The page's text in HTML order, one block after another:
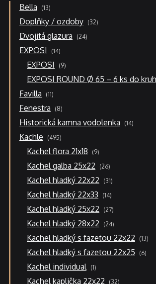
Bella 1313
produktů
Doplňky / ozdoby 3232
produktů
Dvojitá glazura 2424
produktů
EXPOSI 1414
produktů
EXPOSI 99
produktů
EXPOSI ROUND Ø 65 – 6 ks do
Favilla 1111
produktů
Fenestra 88
produktů
Historická kamna vodolenka 1414
produktů
Kachle 495495
produktů
Kachel flora 21x18 99
produktů
Kachel galba 25x22 2626
produktů
Kachel hladký 22x22 3131
produktů
Kachel hladký 22x33 1414
produktů
Kachel hladký 25x22 2727
produktů
Kachel hladký 28x22 2424
produktů
Kachel hladký s fazetou 22x22 1313
Kachel hladký s fazetou 22x25 66
Kachel individual 11
produkt
Kachel kaplička 22x22 3232